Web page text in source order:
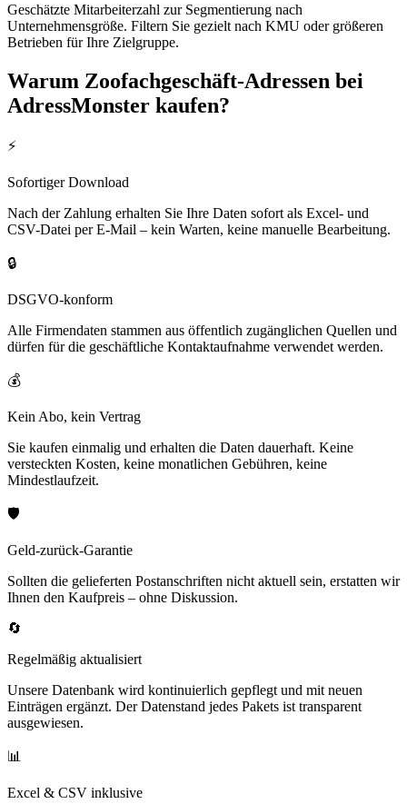
Geschätzte Mitarbeiterzahl zur Segmentierung nach
Unternehmensgröße. Filtern Sie gezielt nach KMU oder größeren
Betrieben für Ihre Zielgruppe.
Warum Zoofachgeschäft-Adressen bei
AdressMonster kaufen?
⚡
Sofortiger Download
Nach der Zahlung erhalten Sie Ihre Daten sofort als Excel- und
CSV-Datei per E-Mail – kein Warten, keine manuelle Bearbeitung.
🔒
DSGVO-konform
Alle Firmendaten stammen aus öffentlich zugänglichen Quellen und
dürfen für die geschäftliche Kontaktaufnahme verwendet werden.
💰
Kein Abo, kein Vertrag
Sie kaufen einmalig und erhalten die Daten dauerhaft. Keine
versteckten Kosten, keine monatlichen Gebühren, keine
Mindestlaufzeit.
🛡️
Geld-zurück-Garantie
Sollten die gelieferten Postanschriften nicht aktuell sein, erstatten wir
Ihnen den Kaufpreis – ohne Diskussion.
🔄
Regelmäßig aktualisiert
Unsere Datenbank wird kontinuierlich gepflegt und mit neuen
Einträgen ergänzt. Der Datenstand jedes Pakets ist transparent
ausgewiesen.
📊
Excel & CSV inklusive